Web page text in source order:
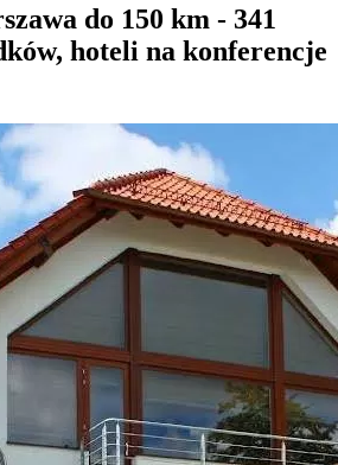
do 150 km - 341
hoteli na konferencje